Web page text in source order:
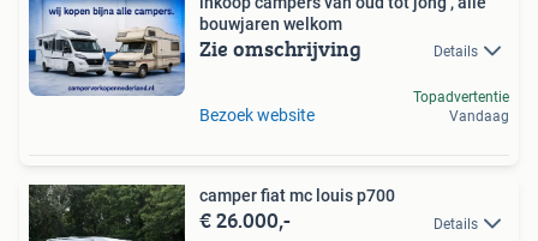
bouwjaren welkom
Zie omschrijving Details
Bezoek website
Topadvertentie
Vandaag
camper fiat mc louis p700
€ 26.000,- Details